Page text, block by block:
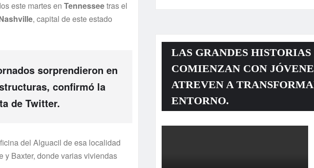
este martes en Tennesseetras el
, capital de este estado
sorprendieron en
confirmó la
de Twitter.
del Alguacil de esa localidad
y Baxter, donde varias viviendas
LAS GRANDES HISTORIAS
COMIENZAN CON
ATREVEN A
ENTORNO.